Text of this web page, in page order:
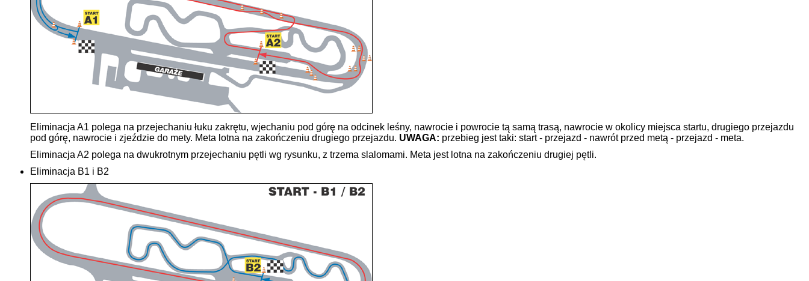
Eliminacja A1 polega na przejechaniu łuku zakrętu, wjechaniu pod górę na odcinek leśny, nawrocie i powrocie tą samą trasą, nawrocie w okolicy miejsca startu, drugiego przejazdu
pod górę, nawrocie i zjeździe do mety. Meta lotna na zakończeniu drugiego przejazdu. UWAGA: przebieg jest taki: start - przejazd - nawrót przed metą - przejazd - meta.
Eliminacja A2 polega na dwukrotnym przejechaniu pętli wg rysunku, z trzema slalomami. Meta jest lotna na zakończeniu drugiej pętli.
Eliminacja B1 i B2